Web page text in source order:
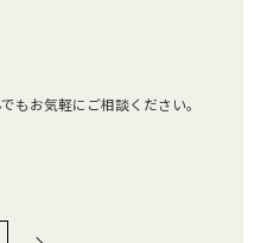
もお気軽にご相談ください。